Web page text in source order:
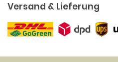
Versand & Lieferung